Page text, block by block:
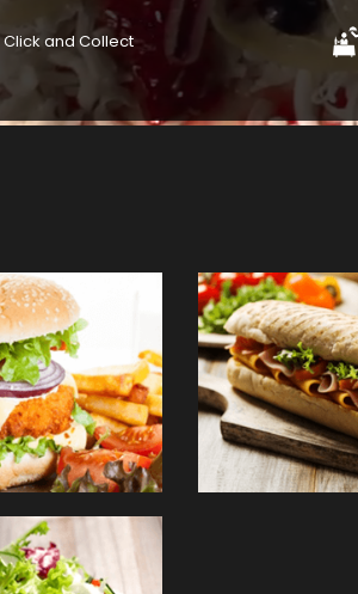
Click and Collect
BURGERS
SALADES
COMMANDER